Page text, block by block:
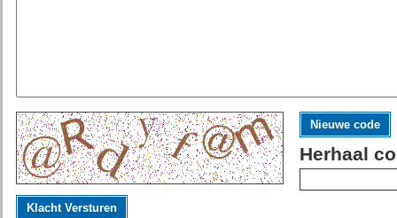
Nieuwe code
Herhaal
Klacht Versturen